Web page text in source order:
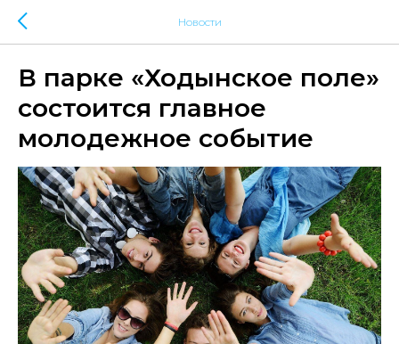
Новости
В парке «Ходынское поле»
состоится главное
молодежное событие